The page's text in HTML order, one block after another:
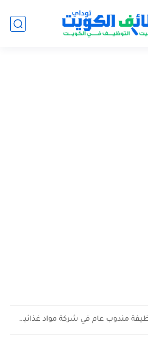
وظيفة مندوب عام في شركة مواد غذائية بالكويت General Public...